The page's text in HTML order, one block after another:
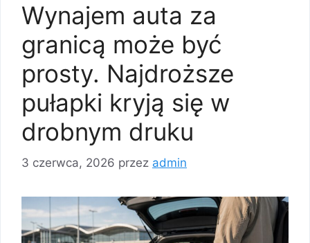
Wynajem auta za
granicą może być
prosty. Najdroższe
pułapki kryją się w
drobnym druku
3 czerwca, 2026 przez admin